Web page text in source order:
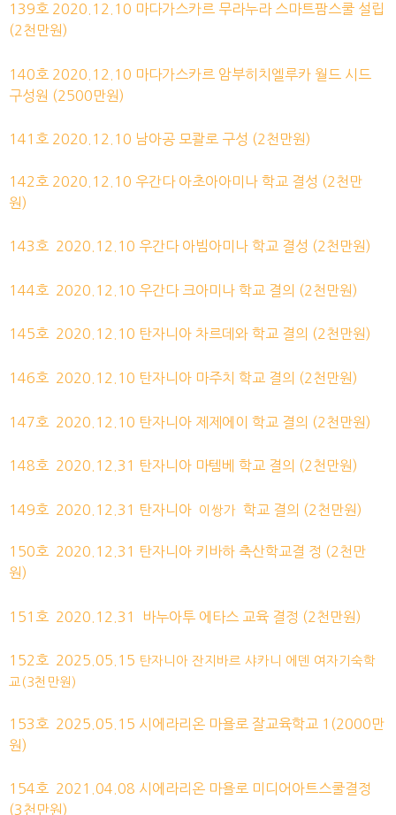
139호 2020.12.10 마다가스카르 무라누라 스마트팜스쿨 설립
(2천만원)
140호 2020.12.10 마다가스카르 암부히치엘루카 월드 시드
구성원 (2500만원)
141호 2020.12.10 남아공 모콸로 구성 (2천만원)
142호 2020.12.10 우간다 아초아아미나 학교 결성 (2천만
원)
143호 2020.12.10 우간다 아빔아미나 학교 결성 (2천만원)
144호 2020.12.10 우간다 크아미나 학교 결의 (2천만원)
145호 2020.12.10 탄자니아 차르데와 학교 결의 (2천만원)
146호 2020.12.10 탄자니아 마주치 학교 결의 (2천만원)
147호 2020.12.10 탄자니아 제제에이 학교 결의 (2천만원)
148호 2020.12.31 탄자니아 마템베 학교 결의 (2천만원)
149호 2020.12.31 탄자니아 이쌍가 학교 결의 (2천만원)
150호 2020.12.31 탄자니아 키바하 축산학교결 정 (2천만
원)
151호 2020.12.31 바누아투 에타스 교육 결정 (2천만원)
152호 2025.05.15 탄자니아 잔지바르 샤카니 에덴 여자기숙학
교(3천만원)
153호 2025.05.15 시에라리온 마욜로 잘교육학교 1(2000만
원)
154호 2021.04.08 시에라리온 마욜로 미디어아트스쿨결정
(3천만원)